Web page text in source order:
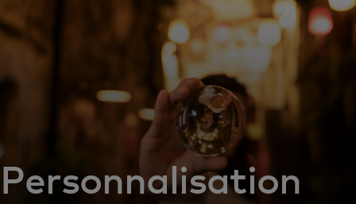
Pour les innovateurs
Actualités et tendances
Personnalisation